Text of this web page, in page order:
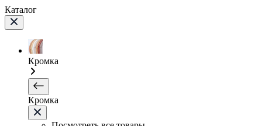
Каталог
Кромка
Кромка